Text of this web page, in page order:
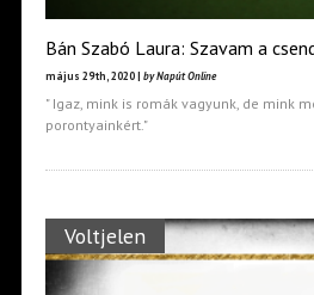
Bán Szabó Laura: Szavam a
május 29th, 2020 | by Napút Online
" Igaz, mink is romák vagyunk, de mink
porontyainkért."
Voltjelen